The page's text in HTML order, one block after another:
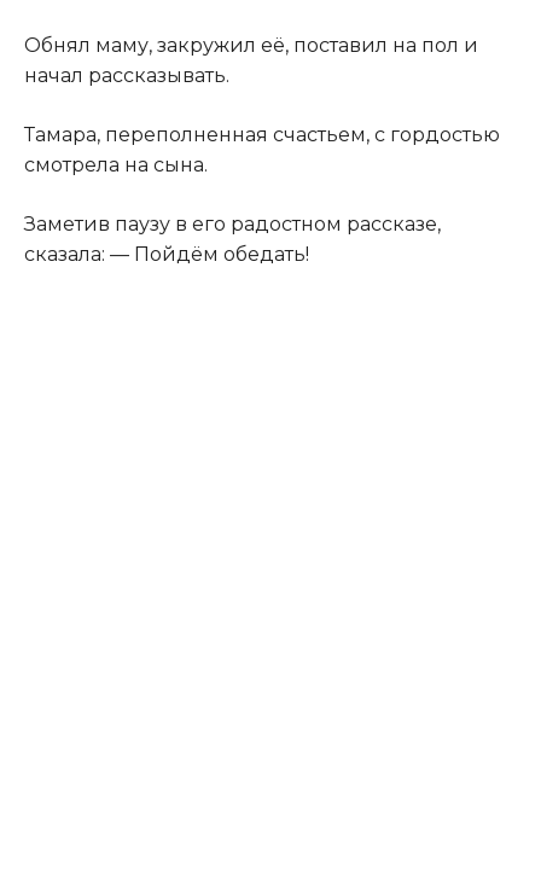
Обнял маму, закружил её, поставил на пол и
начал рассказывать.
Тамара, переполненная счастьем, с гордостью
смотрела на сына.
Заметив паузу в его радостном рассказе,
сказала: — Пойдём обедать!